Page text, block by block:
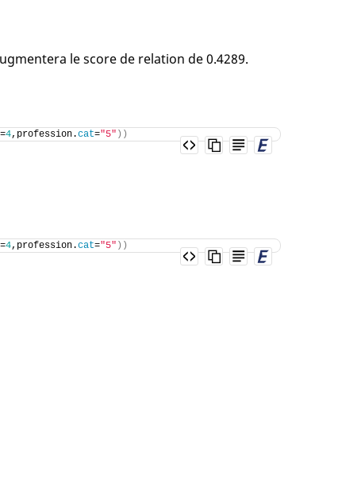
le score de relation de 0.4289.
=4,profession.cat="5" ))
=4,profession.cat="5" ))